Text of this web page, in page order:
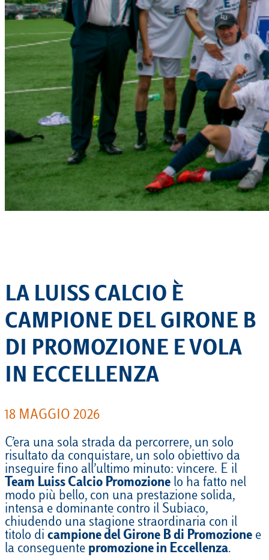
LA LUISS CALCIO È
CAMPIONE DEL GIRONE B
DI PROMOZIONE E VOLA
IN ECCELLENZA
18 MAGGIO 2026
C’era una sola strada da percorrere, un solo
risultato da conquistare, un solo obiettivo da
inseguire fino all’ultimo minuto: vincere. E il
Team Luiss Calcio Promozione lo ha fatto nel
modo più bello, con una prestazione solida,
intensa e dominante contro il Subiaco,
chiudendo una stagione straordinaria con il
titolo di campione del Girone B di Promozione e
la conseguente promozione in Eccellenza.